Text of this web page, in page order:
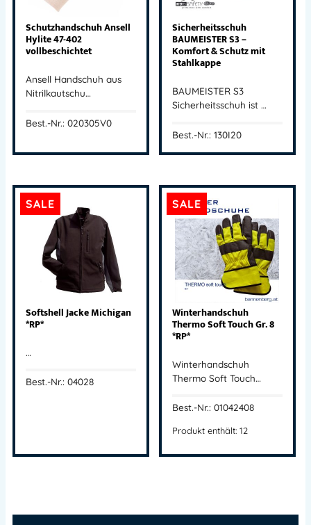
Schutzhandschuh Ansell
Hylite 47-402
vollbeschichtet
Ansell Handschuh aus
Nitrilkautschu…
Best.-Nr.: 020305V0
Sicherheitsschuh
BAUMEISTER S3 –
Komfort & Schutz mit
Stahlkappe
BAUMEISTER S3
Sicherheitsschuh ist …
Best.-Nr.: 130I20
SALE
Softshell Jacke Michigan
*RP*
…
Best.-Nr.: 04028
SALE
Winterhandschuh
Thermo Soft Touch Gr. 8
*RP*
Winterhandschuh
Thermo Soft Touch…
Best.-Nr.: 01042408
Produkt enthält: 12